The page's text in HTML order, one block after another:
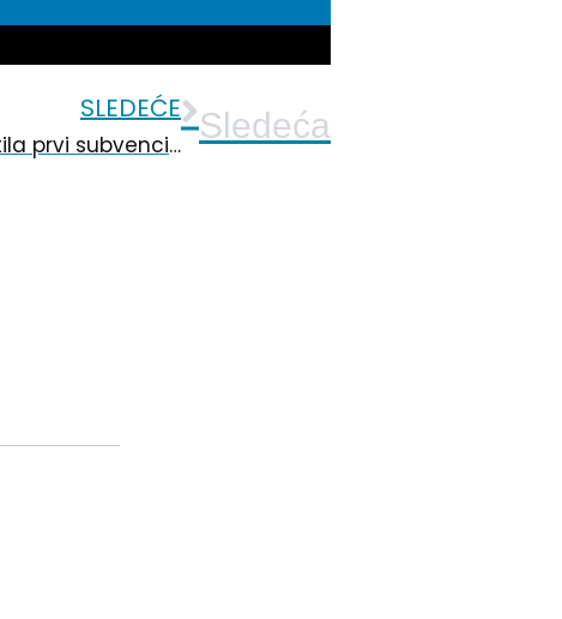
SLEDEĆE
Možda zatreba: NLB banka isplatila prvi subvencionisani kredit za poljoprivrednike. U Smederevu otvoren Job Info Centar Sledeća